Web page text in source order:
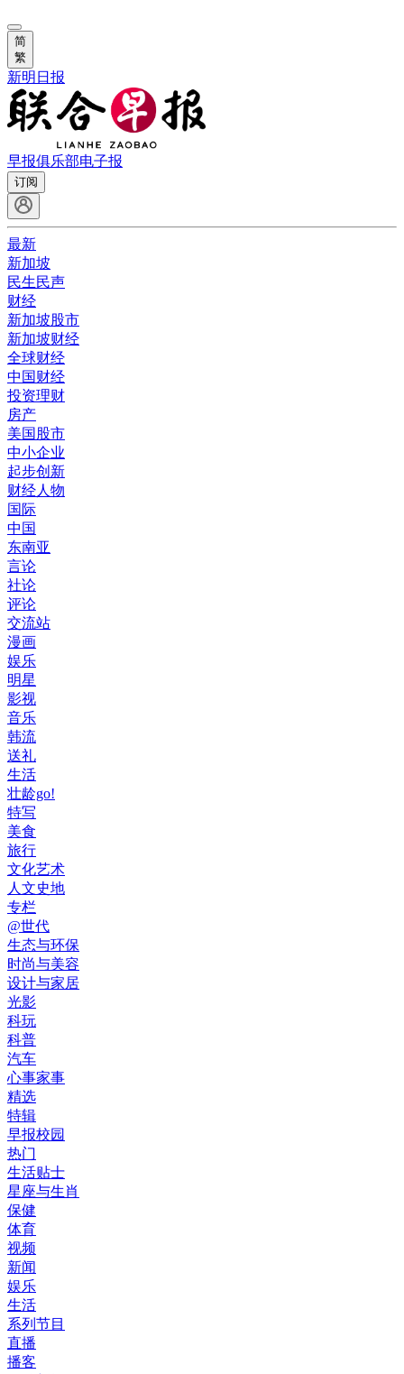
简
繁
新明日报
早报俱乐部电子报
订阅
最新
新加坡
民生民声
财经
新加坡股市
新加坡财经
全球财经
中国财经
投资理财
房产
美国股市
中小企业
起步创新
财经人物
国际
中国
东南亚
言论
社论
评论
交流站
漫画
娱乐
明星
影视
音乐
韩流
送礼
生活
壮龄go!
特写
美食
旅行
文化艺术
人文史地
专栏
@世代
生态与环保
时尚与美容
设计与家居
光影
科玩
科普
汽车
心事家事
精选
特辑
早报校园
热门
生活贴士
星座与生肖
保健
体育
视频
新闻
娱乐
生活
系列节目
直播
播客